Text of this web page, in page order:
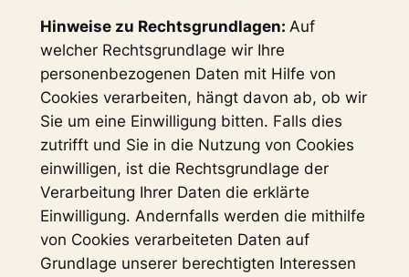
Hinweise zu Rechtsgrundlagen: Auf
welcher Rechtsgrundlage wir Ihre
personenbezogenen Daten mit Hilfe von
Cookies verarbeiten, hängt davon ab, ob wir
Sie um eine Einwilligung bitten. Falls dies
zutrifft und Sie in die Nutzung von Cookies
einwilligen, ist die Rechtsgrundlage der
Verarbeitung Ihrer Daten die erklärte
Einwilligung. Andernfalls werden die mithilfe
von Cookies verarbeiteten Daten auf
Grundlage unserer berechtigten Interessen